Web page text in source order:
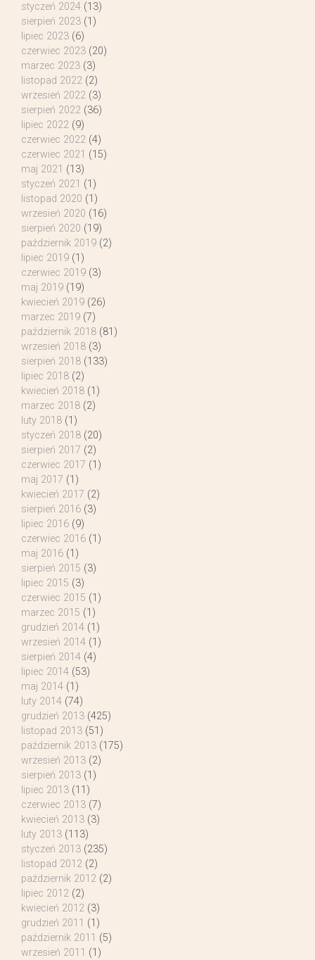
styczeń 2024 (13)
sierpień 2023 (1)
lipiec 2023 (6)
czerwiec 2023 (20)
marzec 2023 (3)
listopad 2022 (2)
wrzesień 2022 (3)
sierpień 2022 (36)
lipiec 2022 (9)
czerwiec 2022 (4)
czerwiec 2021 (15)
maj 2021 (13)
styczeń 2021 (1)
listopad 2020 (1)
wrzesień 2020 (16)
sierpień 2020 (19)
październik 2019 (2)
lipiec 2019 (1)
czerwiec 2019 (3)
maj 2019 (19)
kwiecień 2019 (26)
marzec 2019 (7)
październik 2018 (81)
wrzesień 2018 (3)
sierpień 2018 (133)
lipiec 2018 (2)
kwiecień 2018 (1)
marzec 2018 (2)
luty 2018 (1)
styczeń 2018 (20)
sierpień 2017 (2)
czerwiec 2017 (1)
maj 2017 (1)
kwiecień 2017 (2)
sierpień 2016 (3)
lipiec 2016 (9)
czerwiec 2016 (1)
maj 2016 (1)
sierpień 2015 (3)
lipiec 2015 (3)
czerwiec 2015 (1)
marzec 2015 (1)
grudzień 2014 (1)
wrzesień 2014 (1)
sierpień 2014 (4)
lipiec 2014 (53)
maj 2014 (1)
luty 2014 (74)
grudzień 2013 (425)
listopad 2013 (51)
październik 2013 (175)
wrzesień 2013 (2)
sierpień 2013 (1)
lipiec 2013 (11)
czerwiec 2013 (7)
kwiecień 2013 (3)
luty 2013 (113)
styczeń 2013 (235)
listopad 2012 (2)
październik 2012 (2)
lipiec 2012 (2)
kwiecień 2012 (3)
grudzień 2011 (1)
październik 2011 (5)
wrzesień 2011 (1)